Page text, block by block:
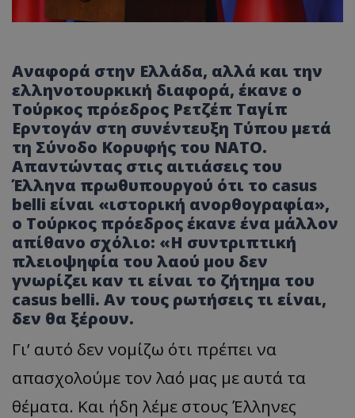
Αναφορά στην Ελλάδα, αλλά και την
ελληνοτουρκική διαφορά, έκανε ο
Τούρκος πρόεδρος Ρετζέπ Ταγίπ
Ερντογάν στη συνέντευξη Τύπου μετά
τη Σύνοδο Κορυφής του ΝΑΤΟ.
Απαντώντας στις αιτιάσεις του
Έλληνα πρωθυπουργού ότι το casus
belli είναι «ιστορική ανορθογραφία»,
ο Τούρκος πρόεδρος έκανε ένα μάλλον
απίθανο σχόλιο: «Η συντριπτική
πλειοψηφία του λαού μου δεν
γνωρίζει καν τι είναι το ζήτημα του
casus belli. Αν τους ρωτήσεις τι είναι,
δεν θα ξέρουν.
Γι’ αυτό δεν νομίζω ότι πρέπει να
απασχολούμε τον λαό μας με αυτά τα
θέματα. Και ήδη λέμε στους Έλληνες